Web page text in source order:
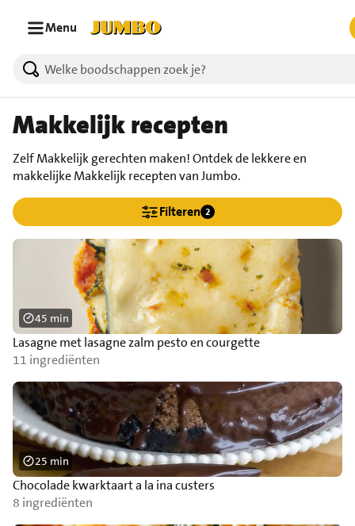
Menu
Makkelijk recepten
Zelf Makkelijk gerechten maken! Ontdek de lekkere en
makkelijke Makkelijk recepten van Jumbo.
Filteren 2
Lasagne met lasagne zalm pesto en courgette
11 ingrediënten
45 min
Chocolade kwarktaart a la ina custers
8 ingrediënten
25 min